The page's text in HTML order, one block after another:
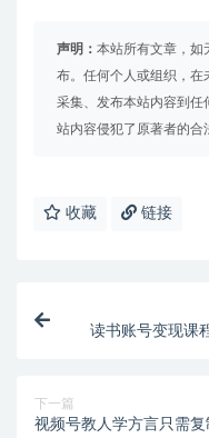
声明： 本站所有文章，如
布。任何个人或组织，在
采集、发布本站内容到任
站内容侵犯了原著者的合
收藏 链接
读书账号变现课
下一篇
视频号教人学方言只需